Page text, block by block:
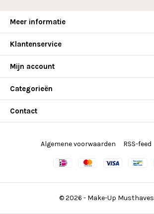
Meer informatie
Klantenservice
Mijn account
Categorieën
Contact
© 2026 - Make-Up Musthaves
Algemene voorwaarden RSS-feed